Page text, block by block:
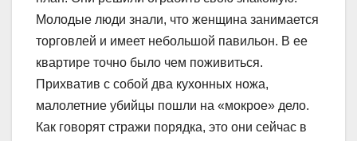
Молодые люди знали, что женщина занимается
торговлей и имеет небольшой павильон. В ее
квартире точно было чем поживиться.
Прихватив с собой два кухонных ножа,
малолетние убийцы пошли на «мокрое» дело.
Как говорят стражи порядка, это они сейчас в